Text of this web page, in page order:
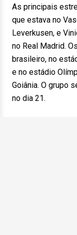
As principais
que estava no
Leverkusen, e
no Real Madrid.
brasileiro, no
e no estádio
Goiânia. O grupo
no dia 21.